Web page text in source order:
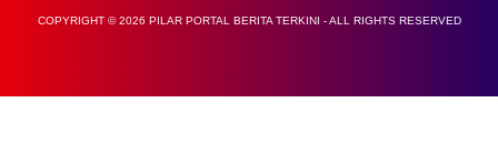
COPYRIGHT © 2026 PILAR PORTAL BERITA TERKINI - ALL RIGHTS RESERVED